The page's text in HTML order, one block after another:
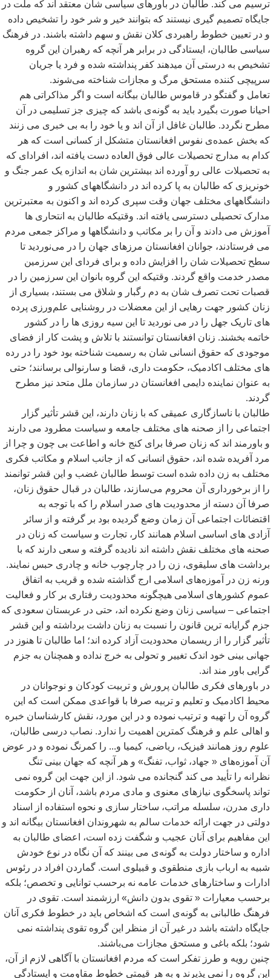
ترسیم می کند. طالبان در باورهای سیاسی شان معتقد اند که ملت در
جایگاه تصمیم گیری نیستند که بتوانند خیر و شر خود را تشخیص داده
و در تعیین خطوط راهبردی کلان نقش و سهم داشته باشند. در فرهنگ
سیاسی طالبان، ایستادگی در برابر هر آنچه که رهبران این گروه
تشخیص به درستی آن میدهند کفر پنداشته شده و فرد یا جریان
سرپیچی کننده مستحق مرگ و مجازات شناخته میشوند.
تعامل و گفتگو در قاموس طالبان بیگانه است و اگر مذاکراتی هم
احیانا صورت بگیرد باید به گونهی باشد که چیزی جز تسلیمی در آن
مطرح نگردد. طالبان غافل از آن اند و یا خود را به بی خبری می زنند
که بخش عمدهی نفوس افغانستان متشکل از کسانی است که هر
کدام به مدارج تحصیلات عالی فوق العاده دست یافته اند، افرادای که
به تحصیلات عالی رو آورده اند بیشترین شان به اندازه یک عمر جنگ و
خونریزی که طالبان به پا کرده اند در دانشگاههای کشور و
دانشگاههای مختلف جهان وقت سپری کرده اند و اکنون به معتبرترین
مدارک تحصیلی دسترسی یافته اند. وقتیکه طالبان به انتحاری ها
آموزش می دادند و آن را بر مکاتب و دانشگاهها و مراکز جمعی مردم
می فرستادند، جوانان افغانستان مرزهای جهان را در مینوردید تا
سطح تحصیلات شان را افزایش داده و برای فردای این سرزمین
مصدر خدمت واقع گردند. وقتیکه این گروه بانوان این سرزمین را در
قصبات تحت تصرف شان به دم رگبار و شلاق می بستند، بسیاری از
زنان کشور جهت رهایی از این معضلات در روشنایی علمورزی پرده
های تاریک جهل را در می نوردید تا این سیه روزی ها را در کشور
خاتمه بخشند. زنان افغانستان توانستند با تلاش و پشت کار از فضای
موجودی که حقوق انسانی شان به رسمیت شناخته بود خود را در رده
های مختلف اکادمیک، حکومت داری، قضا و سارنوالی برسانند؛ حتی
به عنوان نماینده دایمی افغانستان در سازمان ملل متحد نیز مطرح
گردند.
طالبان با ناسازگاری عمیقی که با زنان دارند، این قشر تأثیر گزار
اجتماعی را از صحنه های مختلف جامعه و سیاست مطرود می دارند
و باورمند اند که زنان صرفا برای کنج خانه و اطاعت بی چون و چرا از
مرد آفریده شده اند، حقوق انسانی که از جانب اسلام و مکاتب فکری
مختلف به زن داده شده است توسط طالبان غضب و این قشر توانمند
را از برخورداری آن محروم میسازند، طالبان در قبال حقوق زنان،
صرفا آن دسته از محدودیت های صدر اسلام را که با توجه به
اقتضائات اجتماعی آن زمان وضع گردیده بود بر گرفته و از سائر
آزادی های اساسی اسلام همانند کار، تجارت و سیاست که زنان در
صحنه های مختلف نقش داشته اند نادیده گرفته و سعی دارند که با
برداشت های سلیقوی، زن را در چارچوب خانه و چادری حبس نمایند.
ورنه زن در آموزههای اسلامی ارج گذاشته شده و قریب به اتفاق
عموم کشورهای اسلامی هیچگونه محدودیت رفتاری بر کار و فعالیت
اجتماعی – سیاسی زنان وضع نکرده اند، حتی در عربستان سعودی که
جزم گرایانه ترین قانون را نسبت به زنان داشت برداشته و این قشر
تأثیر گزار را از ریسمان محدودیت آزاد کرده اند؛ اما طالبان تا هنوز در
جهانی بینی خود اندک تغییر و تحولی به خرج نداده و همچنان به جزم
گرایی باور مند اند.
در باورهای فکری طالبان پرورش و تربیت کودکان و نوجوانان در
محیط اکادمیک و تعلیم و تربیه صرفا با قواعدی ممکن است که این
گروه آن را تهیه و ترتیب نموده و در این مورد، نقش کارشناسان خبره
و اهالی علم و فرهنگ کمترین اهمیت را ندارد. نصاب درسی طالبان،
علوم روز همانند فیزیک، ریاضی، کیمیا و... را کمرنگ نموده و در عوض
آن آموزههای « جهاد، ثواب، تفنگ» و هر آنچه که جهان بینی تنگ
نظرانه را تأیید می کند گنجانده می شود. از این جهت این گروه نمی
تواند پاسخگوی نیازهای معنوی و مادی مردم باشد، آنان از حکومت
داری مدرن، سلسله مراتب، ساختار سازی و نحوه استفاده از اسناد
دولتی در جهت ارائه خدمات سالم به شهروندان افغانستان بیگانه اند و
این مفاهیم برای آنان عجیب و شگفت زده است، اعضای طالبان به
اداره و ساختار دولت به گونهی می بینند که آن نگاه در نوع خودش
شبیه به ارباب بازی منطقوی و قبیلوی است. گماردن افراد در رئوس
ادارات و ساختارهای خدمات عامه نه برحسب توانایی و تخصص؛ بلکه
برحسب معیارات « تقوی بدون دانش» ارزشمند است. تقوی در
فرهنگ طالبانی به گونهی است که اشخاص باید در خطوط فکری آنان
جایگاه داشته باشد در غیر آن از منظر این گروه تقوی پنداشته نمی
شود؛ بلکه باغی و مستحق مجازات میباشند.
چنین رویه و طرز تفکر است که مردم افغانستان با آگاهی لازم از آن،
این گروه را نمی پذیرند و به هر قیمتی خطوط مقاومت و ایستادگی